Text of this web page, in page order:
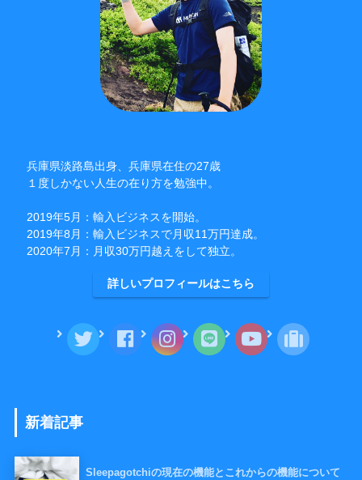
兵庫県淡路島出身、兵庫県在住の27歳
１度しかない人生の在り方を勉強中。
2019年5月：輸入ビジネスを開始。
2019年8月：輸入ビジネスで月収11万円達成。
2020年7月：月収30万円越えをして独立。
詳しいプロフィールはこちら
新着記事
Sleepagotchiの現在の機能とこれからの機能について